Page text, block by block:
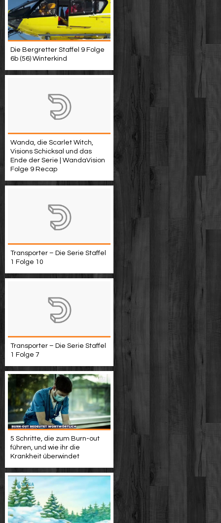
Die Bergretter Staffel 9 Folge
6b (56) Winterkind
Wanda, die Scarlet Witch,
Visions Schicksal und das
Ende der Serie | WandaVision
Folge 9 Recap
Transporter – Die Serie Staffel
1 Folge 10
Transporter – Die Serie Staffel
1 Folge 7
5 Schritte, die zum Burn-out
führen, und wie ihr die
Krankheit überwindet